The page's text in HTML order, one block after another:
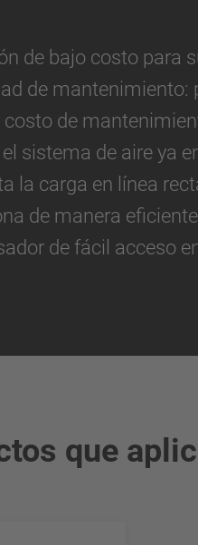
de bajo costo para
de mantenimiento:
costo de
sistema de aire ya
la carga en línea
de manera
de fácil acceso
que